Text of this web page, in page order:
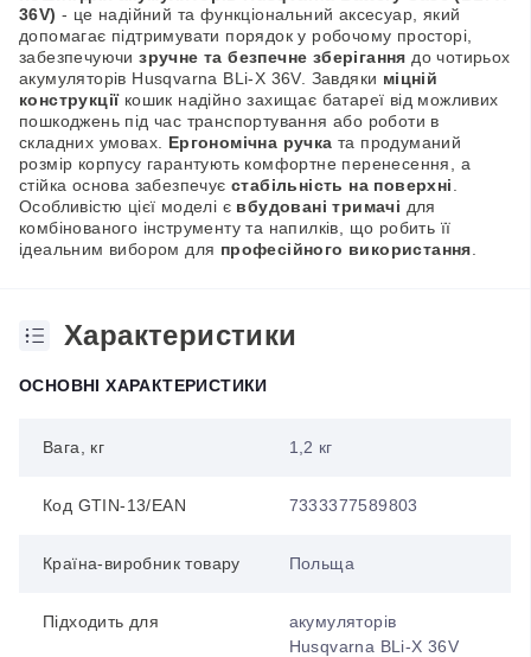
36V) - це надійний та функціональний аксесуар, який
допомагає підтримувати порядок у робочому просторі,
забезпечуючизручне та безпечне зберігання до чотирьох
акумуляторів Husqvarna BLi-X 36V. Завдяки міцній
конструкціїкошик надійно захищає батареї від можливих
пошкоджень під час транспортування або роботи в
складних умовах. Ергономічна ручка та продуманий
розмір корпусу гарантують комфортне перенесення, а
стійка основа забезпечує стабільність на поверхні
Особливістю цієї моделі є вбудовані тримачі для
комбінованого інструменту та напилків, що робить її
ідеальним вибором для професійного використання
Характеристики
ОСНОВНІ ХАРАКТЕРИСТИКИ
Вага, кг 1,2 кг
Код GTIN-13/EAN 7333377589803
Країна-виробник товару Польща
Підходить для
акумуляторів
Husqvarna BLi-X 36V